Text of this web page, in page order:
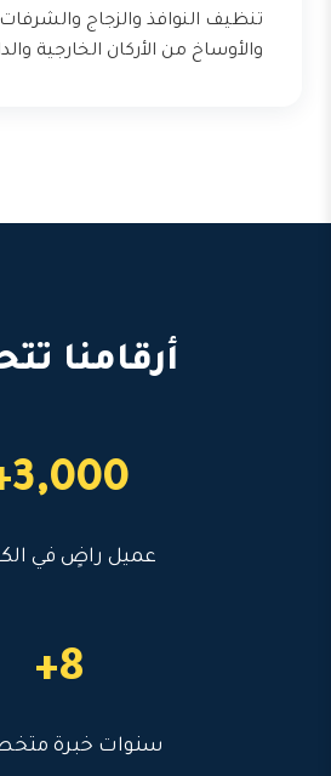
تنظيف النوافذ والزجاج والشرفات
والأوساخ من الأركان الخارجية
أرقامنا
3,000+
عميل راضٍ في
8+
سنوات خبرة